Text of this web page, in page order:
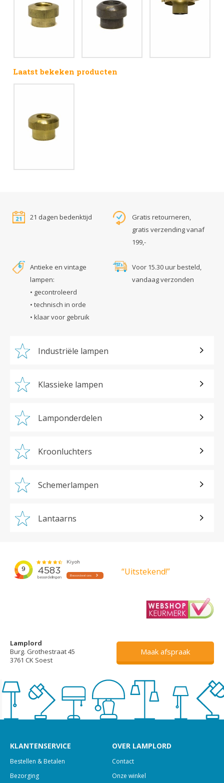
Laatst bekeken producten
21 dagen bedenktijd
Gratis retourneren,
gratis verzending vanaf
199,-
Antieke en vintage
lampen:
• gecontroleerd
• technisch in orde
• klaar voor gebruik
Voor 15.30 uur besteld,
vandaag verzonden
Industriële lampen
Klassieke lampen
Lamponderdelen
Kroonluchters
Schemerlampen
Lantaarns
“Uitstekend!”
Lamplord
Burg. Grothestraat 45
3761 CK Soest
Maak afspraak
KLANTENSERVICE
Bestellen & Betalen
Bezorging
OVER LAMPLORD
Contact
Onze winkel